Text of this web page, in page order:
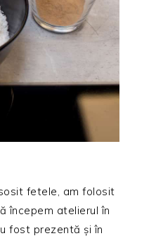
fetele, am folosit
începem atelierul în
fost prezentă și în